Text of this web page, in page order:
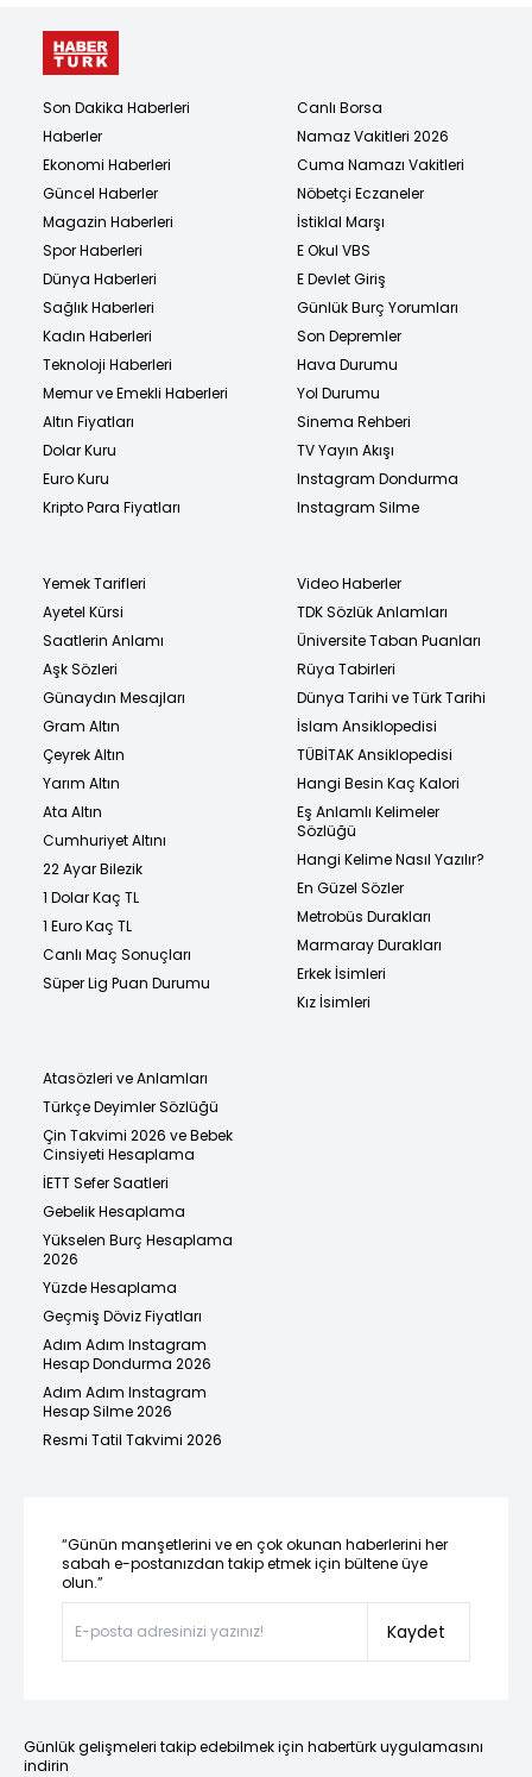
Son Dakika Haberleri
Haberler
Ekonomi Haberleri
Güncel Haberler
Magazin Haberleri
Spor Haberleri
Dünya Haberleri
Sağlık Haberleri
Kadın Haberleri
Teknoloji Haberleri
Memur ve Emekli Haberleri
Altın Fiyatları
Dolar Kuru
Euro Kuru
Kripto Para Fiyatları
Canlı Borsa
Namaz Vakitleri 2026
Cuma Namazı Vakitleri
Nöbetçi Eczaneler
İstiklal Marşı
E Okul VBS
E Devlet Giriş
Günlük Burç Yorumları
Son Depremler
Hava Durumu
Yol Durumu
Sinema Rehberi
TV Yayın Akışı
Instagram Dondurma
Instagram Silme
Yemek Tarifleri
Ayetel Kürsi
Saatlerin Anlamı
Aşk Sözleri
Günaydın Mesajları
Gram Altın
Çeyrek Altın
Yarım Altın
Ata Altın
Cumhuriyet Altını
22 Ayar Bilezik
1 Dolar Kaç TL
1 Euro Kaç TL
Canlı Maç Sonuçları
Süper Lig Puan Durumu
Video Haberler
TDK Sözlük Anlamları
Üniversite Taban Puanları
Rüya Tabirleri
Dünya Tarihi ve Türk Tarihi
İslam Ansiklopedisi
TÜBİTAK Ansiklopedisi
Hangi Besin Kaç Kalori
Eş Anlamlı Kelimeler
Sözlüğü
Hangi Kelime Nasıl Yazılır?
En Güzel Sözler
Metrobüs Durakları
Marmaray Durakları
Erkek İsimleri
Kız İsimleri
Atasözleri ve Anlamları
Türkçe Deyimler Sözlüğü
Çin Takvimi 2026 ve Bebek
Cinsiyeti Hesaplama
İETT Sefer Saatleri
Gebelik Hesaplama
Yükselen Burç Hesaplama
2026
Yüzde Hesaplama
Geçmiş Döviz Fiyatları
Adım Adım Instagram
Hesap Dondurma 2026
Adım Adım Instagram
Hesap Silme 2026
Resmi Tatil Takvimi 2026
“Günün manşetlerini ve en çok okunan haberlerini her
sabah e-postanızdan takip etmek için bültene üye
olun.”
Kaydet
Günlük gelişmeleri takip edebilmek için habertürk uygulamasını
indirin